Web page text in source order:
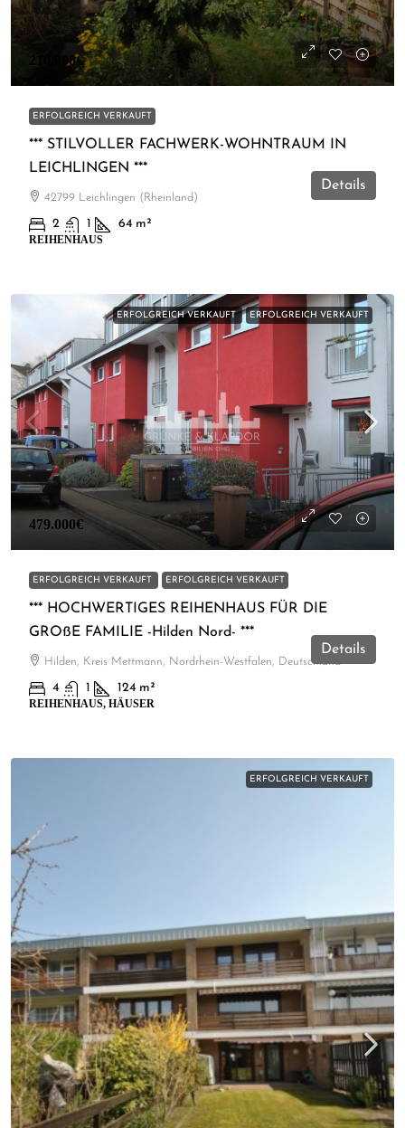
210.000€
ERFOLGREICH VERKAUFT
*** STILVOLLER FACHWERK-WOHNTRAUM IN
LEICHLINGEN ***
42799 Leichlingen (Rheinland)
2 1 64 m²
REIHENHAUS
Details
ERFOLGREICH VERKAUFT ERFOLGREICH VERKAUFT
479.000€
ERFOLGREICH VERKAUFT ERFOLGREICH VERKAUFT
*** HOCHWERTIGES REIHENHAUS FÜR DIE
GROßE FAMILIE -Hilden Nord- ***
Hilden, Kreis Mettmann, Nordrhein-Westfalen, Deutschland
4 1 124 m²
REIHENHAUS, HÄUSER
Details
ERFOLGREICH VERKAUFT